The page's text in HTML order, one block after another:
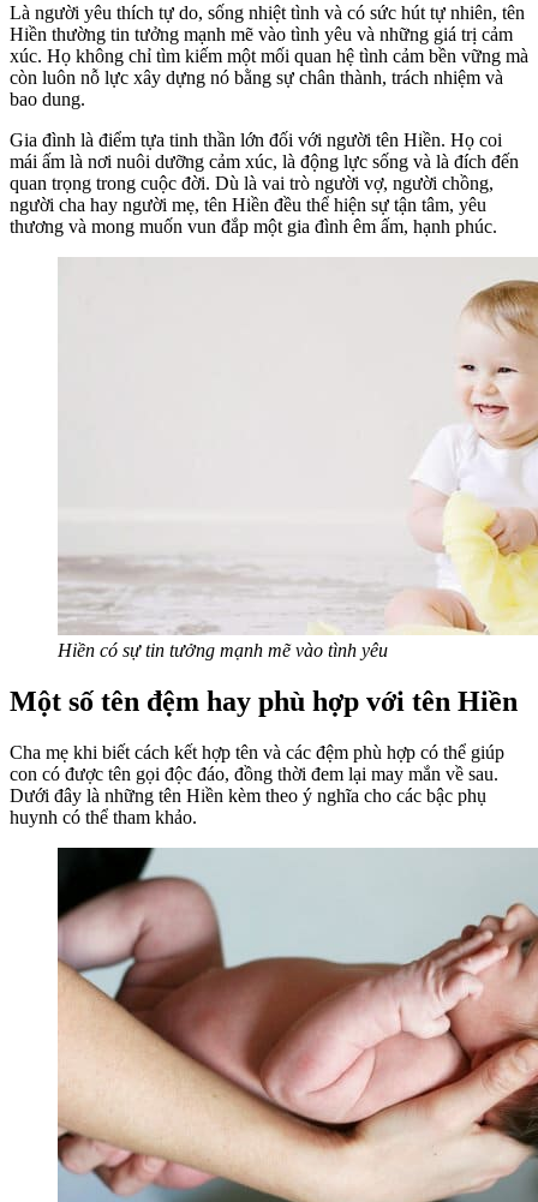
Là người yêu thích tự do, sống nhiệt tình và có sức hút tự nhiên, tên
Hiền thường tin tưởng mạnh mẽ vào tình yêu và những giá trị cảm
xúc. Họ không chỉ tìm kiếm một mối quan hệ tình cảm bền vững mà
còn luôn nỗ lực xây dựng nó bằng sự chân thành, trách nhiệm và
bao dung.
Gia đình là điểm tựa tinh thần lớn đối với người tên Hiền. Họ coi
mái ấm là nơi nuôi dưỡng cảm xúc, là động lực sống và là đích đến
quan trọng trong cuộc đời. Dù là vai trò người vợ, người chồng,
người cha hay người mẹ, tên Hiền đều thể hiện sự tận tâm, yêu
thương và mong muốn vun đắp một gia đình êm ấm, hạnh phúc.
Hiền có sự tin tưởng mạnh mẽ vào tình yêu
Một số tên đệm hay phù hợp với tên Hiền
Cha mẹ khi biết cách kết hợp tên và các đệm phù hợp có thể giúp
con có được tên gọi độc đáo, đồng thời đem lại may mắn về sau.
Dưới đây là những tên Hiền kèm theo ý nghĩa cho các bậc phụ
huynh có thể tham khảo.